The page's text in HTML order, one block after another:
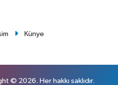
Künye
© 2026. Her hakkı saklıdır.